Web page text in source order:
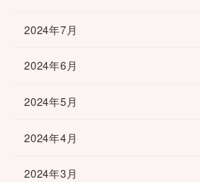
2024年7月
2024年6月
2024年5月
2024年4月
2024年3月